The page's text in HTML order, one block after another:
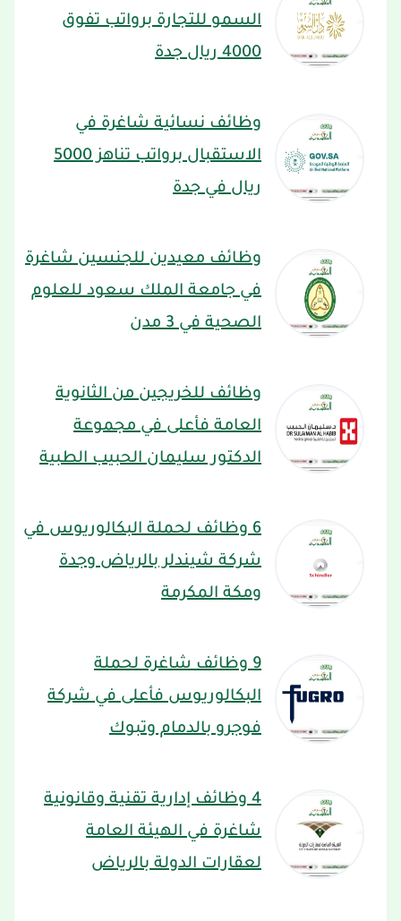
السمو للتجارة برواتب تفوق
4000 ريال جدة
وظائف نسائية شاغرة في
الاستقبال برواتب تناهز 5000
ريال في جدة
وظائف معيدين للجنسين شاغرة
في جامعة الملك سعود للعلوم
الصحية في 3 مدن
وظائف للخريجين من الثانوية
العامة فأعلى في مجموعة
الدكتور سليمان الحبيب الطبية
6 وظائف لحملة البكالوريوس في
شركة شيندلر بالرياض وجدة
ومكة المكرمة
9 وظائف شاغرة لحملة
البكالوريوس فأعلى في شركة
فوجرو بالدمام وتبوك
4 وظائف إدارية تقنية وقانونية
شاغرة في الهيئة العامة
لعقارات الدولة بالرياض